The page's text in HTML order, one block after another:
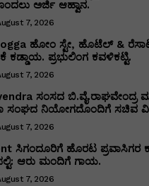
ಅರ್ಜಿ ಆಹ್ವಾನ.
7, 2026
ಹೋಂ ಸ್ಟೇ, ಹೊಟೆಲ್ &
ಪ್ರಭುಲಿಂಗ ಕವಳಿಕಟ್ಟಿ.
7, 2026
ಸಂಸದ ಬಿ.ವೈ.ರಾಘವೇಂದ್ರ
ಸಂಘದ ನಿಯೋಗದೊಂದಿಗೆ ಸಚಿವ
7, 2026
ಸಿಗಂದೂರಿಗೆ ಹೊರಟ ಪ್ರವಾಸಿಗರ
ಆರು ಮಂದಿಗೆ ಗಾಯ.
7, 2026